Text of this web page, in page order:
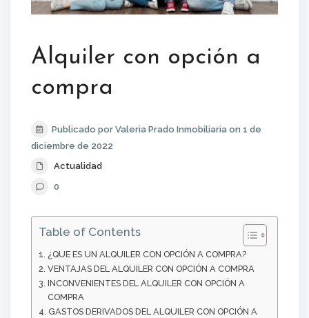
Alquiler con opción a
compra
Publicado por Valeria Prado Inmobiliaria on 1 de
diciembre de 2022
Actualidad
0
Table of Contents
¿QUE ES UN ALQUILER CON OPCIÓN A COMPRA?
VENTAJAS DEL ALQUILER CON OPCIÓN A COMPRA
INCONVENIENTES DEL ALQUILER CON OPCIÓN A
COMPRA
GASTOS DERIVADOS DEL ALQUILER CON OPCIÓN A